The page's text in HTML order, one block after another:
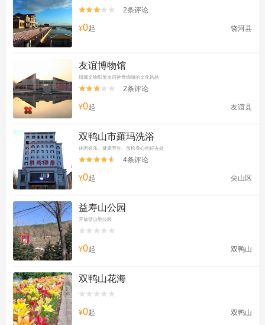

 2条评论
¥0起 饶河县
友谊博物馆
馆藏文物彰显友谊神奇绚丽的文化风格

 2条评论
¥0起 友谊县
双鸭山市羅玛洗浴
休闲娱乐、健康养生、放松身心的好去处

 4条评论
¥0起 尖山区
益寿山公园
开放型山地公园


¥0起 双鸭山
双鸭山花海


¥0起 双鸭山